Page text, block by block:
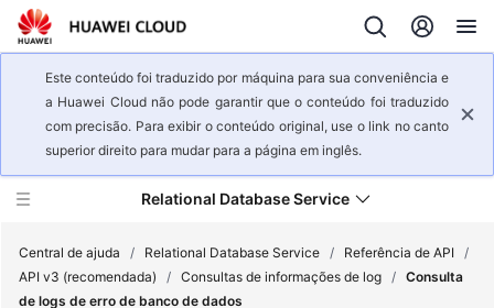
Este conteúdo foi traduzido por máquina para sua conveniência e
a Huawei Cloud não pode garantir que o conteúdo foi traduzido
com precisão. Para exibir o conteúdo original, use o link no canto
superior direito para mudar para a página em inglês.
Relational Database Service
Central de ajuda / Relational Database Service / Referência de API /
API v3 (recomendada)
/ Consultas de informações de log / Consulta
de logs de erro de banco de dados